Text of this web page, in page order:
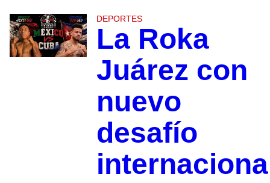
DEPORTES
La Roka
Juárez con
nuevo
desafío